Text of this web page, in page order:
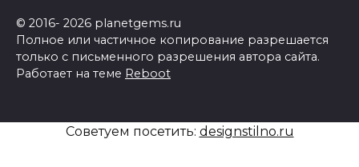
© 2016- 2026 planetgems.ru
Полное или частичное копирование разрешается
только с письменного разрешения автора сайта.
Работает на теме Reboot
Советуем посетить: designstilno.ru